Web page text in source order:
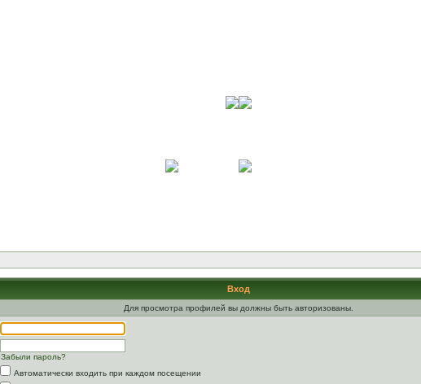
Вход
Для просмотра профилей вы должны быть авторизованы.
Забыли пароль?
Автоматически входить при каждом посещении